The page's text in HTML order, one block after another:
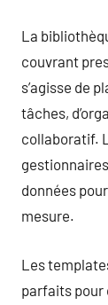
La
couvrant
s’agisse de
tâches,
collaboratif.
données
mesure.
Les
parfaits pour